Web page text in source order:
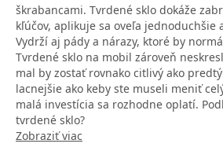
škrabancami. Tvrdené sklo dokáže
kľúčov, aplikuje sa oveľa jednoduchšie
Vydrží aj pády a nárazy, ktoré by
Tvrdené sklo na mobil zároveň
mal by zostať rovnako citlivý ako
lacnejšie ako keby ste museli meniť
malá investícia sa rozhodne oplatí.
tvrdené sklo?
Zobraziť viac